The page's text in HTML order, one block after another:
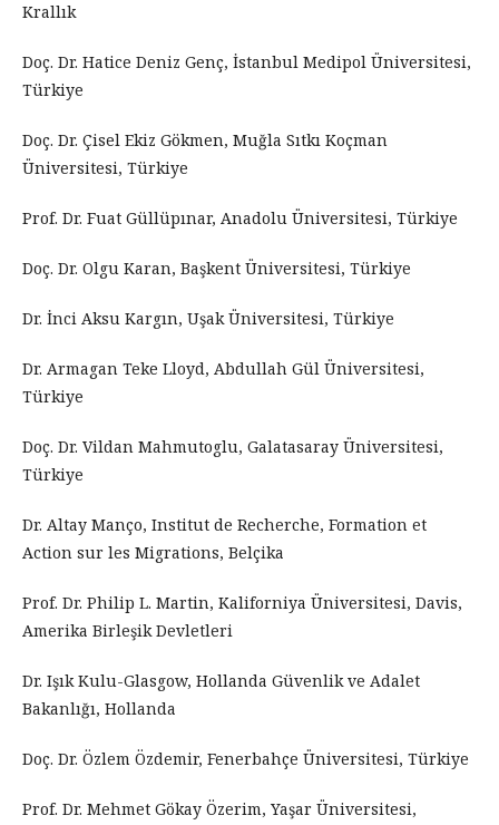
Krallık
Doç. Dr. Hatice Deniz Genç, İstanbul Medipol Üniversitesi,
Türkiye
Doç. Dr. Çisel Ekiz Gökmen, Muğla Sıtkı Koçman
Üniversitesi, Türkiye
Prof. Dr. Fuat Güllüpınar, Anadolu Üniversitesi, Türkiye
Doç. Dr. Olgu Karan, Başkent Üniversitesi, Türkiye
Dr. İnci Aksu Kargın, Uşak Üniversitesi, Türkiye
Dr. Armagan Teke Lloyd, Abdullah Gül Üniversitesi,
Türkiye
Doç. Dr. Vildan Mahmutoglu, Galatasaray Üniversitesi,
Türkiye
Dr. Altay Manço, Institut de Recherche, Formation et
Action sur les Migrations, Belçika
Prof. Dr. Philip L. Martin, Kaliforniya Üniversitesi, Davis,
Amerika Birleşik Devletleri
Dr. Işık Kulu-Glasgow, Hollanda Güvenlik ve Adalet
Bakanlığı, Hollanda
Doç. Dr. Özlem Özdemir, Fenerbahçe Üniversitesi, Türkiye
Prof. Dr. Mehmet Gökay Özerim, Yaşar Üniversitesi,